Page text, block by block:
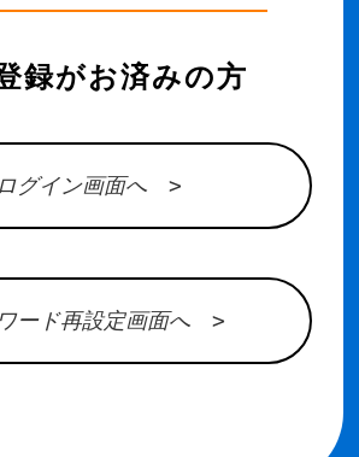
録がお済みの方
ログイン画面へ >
ード再設定画面へ >